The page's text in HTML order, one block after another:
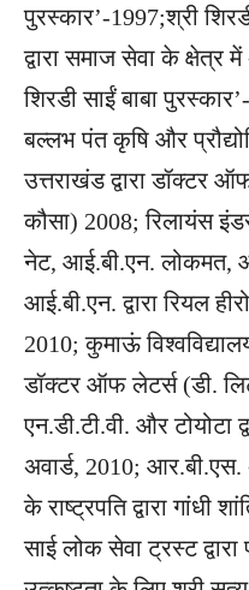
पुरस्कार’-1997;श्री
द्वारा समाज सेवा के क्षेत्र
शिरडी साईं बाबा
बल्लभ पंत कृषि और
उत्तराखंड द्वारा डॉक्टर
कौसा) 2008; रिलायंस
नेट, आई.बी.एन. लोकमत,
आई.बी.एन. द्वारा रियल
2010; कुमाऊं
डॉक्टर ऑफ लेटर्स (डी.
एन.डी.टी.वी. और टोयोटा
अवार्ड, 2010; आर.बी.एस.
के राष्ट्रपति द्वारा गांधी
साई लोक सेवा ट्रस्ट